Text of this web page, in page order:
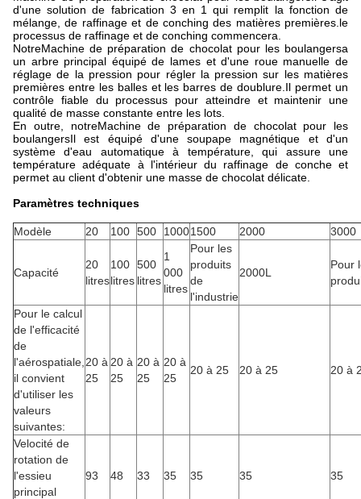
d'une solution de fabrication 3 en 1 qui remplit la fonction de
mélange, de raffinage et de conching des matières premières.le
processus de raffinage et de conching commencera.
NotreMachine de préparation de chocolat pour les boulangersa
un arbre principal équipé de lames et d'une roue manuelle de
réglage de la pression pour régler la pression sur les matières
premières entre les balles et les barres de doublure.Il permet un
contrôle fiable du processus pour atteindre et maintenir une
qualité de masse constante entre les lots.
En outre, notreMachine de préparation de chocolat pour les
boulangersIl est équipé d'une soupape magnétique et d'un
système d'eau automatique à température, qui assure une
température adéquate à l'intérieur du raffinage de conche et
permet au client d'obtenir une masse de chocolat délicate.
Paramètres techniques
Modèle 20 100 500 10001500 2000 3000
Capacité
20
litres
100
litres
500
litres
1
000
litres
Pour les
produits
de
l'industrie
2000L
Pour
Pour le calcul
de l'efficacité
de
l'aérospatiale,
il convient
d'utiliser les
valeurs
suivantes:
20 à
25
20 à
25
20 à
25
20 à
25
20 à 25 20 à 25 20 à
Velocité de
rotation de
l'essieu
principal
93 48 33 35 35 35 35